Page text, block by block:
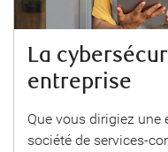
La
entreprise
Que vous dirigiez une
société de services-